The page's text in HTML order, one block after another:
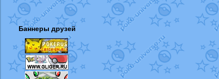
Баннеры друзей